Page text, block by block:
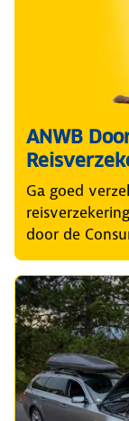
ANWB
Ga goed
door de